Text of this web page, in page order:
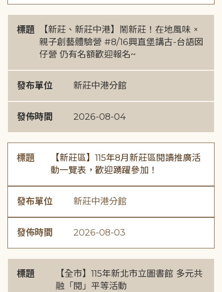
標題
【新莊、新莊中港】鬧新莊！在地風味 ×
親子創藝體驗營 #8/16興直堡講古-台語囡
仔營 仍有名額歡迎報名~
發布單位 新莊中港分館
發佈時間 2026-08-04
標題
【新莊區】115年8月新莊區閱讀推廣活
動一覽表，歡迎踴躍參加！
發布單位 新莊中港分館
發佈時間 2026-08-03
標題
【全市】115年新北市立圖書館 多元共
融「閱」平等活動